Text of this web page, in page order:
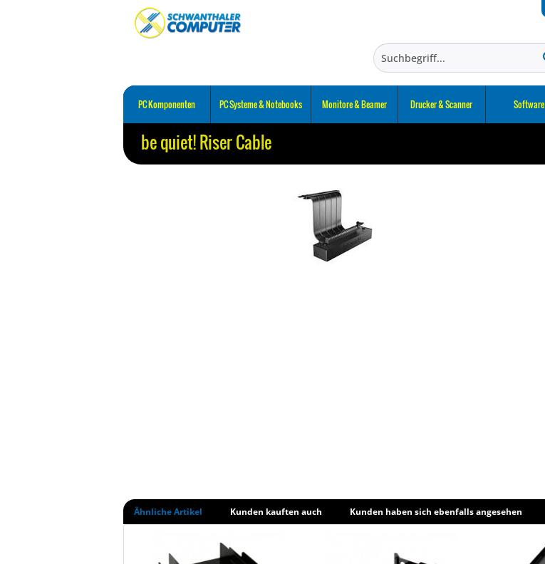
PC Komponenten PC Systeme & Notebooks Monitore & Beamer Drucker & Scanner Software
be quiet! Riser Cable
Ähnliche Artikel Kunden kauften auch Kunden haben sich ebenfalls angesehen